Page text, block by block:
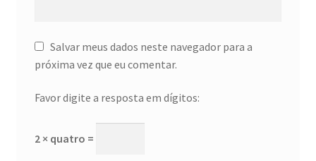
Salvar meus dados neste navegador para a
próxima vez que eu comentar.
Favor digite a resposta em dígitos:
2 × quatro =